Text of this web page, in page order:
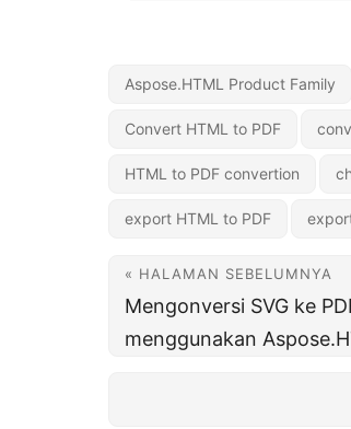
Aspose.HTML Product Family
Convert HTML to PDF
HTML to PDF convertion
export HTML to PDF
« HALAMAN SEBELUMNYA
Mengonversi SVG ke
menggunakan